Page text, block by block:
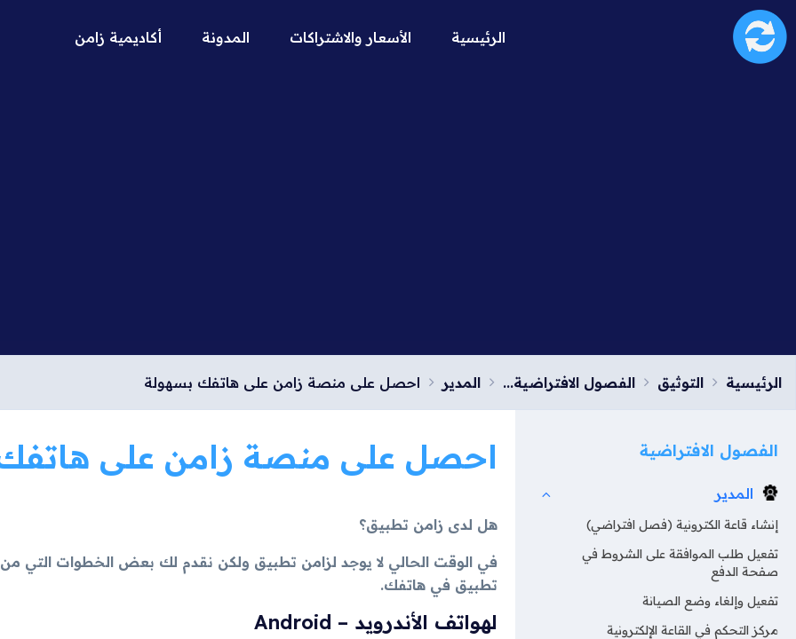
الرئيسية الأسعار والاشتراكات المدونة أكاديمية زامن
الرئيسية التوثيق الفصول الافتراضية... المدير احصل على منصة زامن على هاتفك بسهولة
الفصول الافتراضية
المدير
إنشاء قاعة الكترونية (فصل افتراضي)
تفعيل طلب الموافقة على الشروط في
صفحة الدفع
تفعيل وإلغاء وضع الصيانة
مركز التحكم في القاعة الإلكترونية
احصل على منصة زامن على
هل لدى زامن تطبيق؟
في الوقت الحالي لا يوجد لزامن تطبيق ولكن نقدم لك بعض الخطوات التي
تطبيق في هاتفك.
لهواتف الأندرويد – Android